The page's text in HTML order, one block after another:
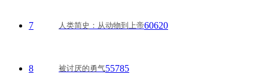
7 人类简史：从动物到上帝60620
8 被讨厌的勇气55785